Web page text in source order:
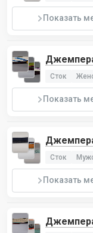
Показать
Сток
Показать
Сток
Показать